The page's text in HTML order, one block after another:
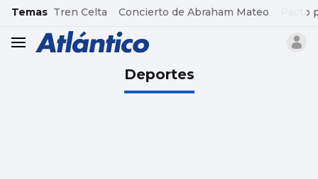
common.go-to-content
Temas Tren Celta Concierto de Abraham Mateo Pacto
header.menu.open
Deportes